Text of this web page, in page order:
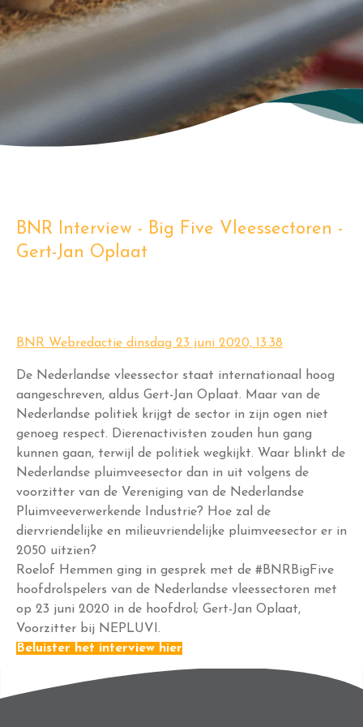
BNR Interview - Big Five Vleessectoren -
Gert-Jan Oplaat
BNR Webredactie dinsdag 23 juni 2020, 13:38
De Nederlandse vleessector staat internationaal hoog
aangeschreven, aldus Gert-Jan Oplaat. Maar van de
Nederlandse politiek krijgt de sector in zijn ogen niet
genoeg respect. Dierenactivisten zouden hun gang
kunnen gaan, terwijl de politiek wegkijkt. Waar blinkt de
Nederlandse pluimveesector dan in uit volgens de
voorzitter van de Vereniging van de Nederlandse
Pluimveeverwerkende Industrie? Hoe zal de
diervriendelijke en milieuvriendelijke pluimveesector er in
2050 uitzien?
Roelof Hemmen ging in gesprek met de #BNRBigFive
hoofdrolspelers van de Nederlandse vleessectoren met
op 23 juni 2020 in de hoofdrol; Gert-Jan Oplaat,
Voorzitter bij NEPLUVI.
Beluister het interview hier